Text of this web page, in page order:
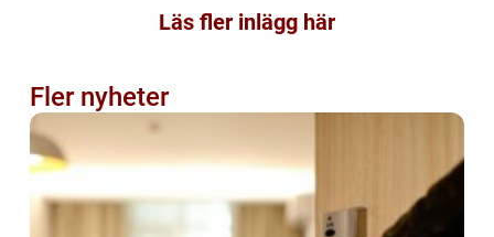
Läs fler inlägg här
Fler nyheter